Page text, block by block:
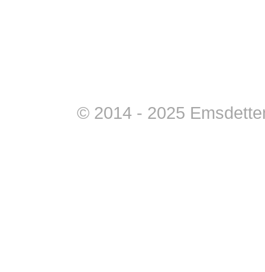
© 2014 - 2025